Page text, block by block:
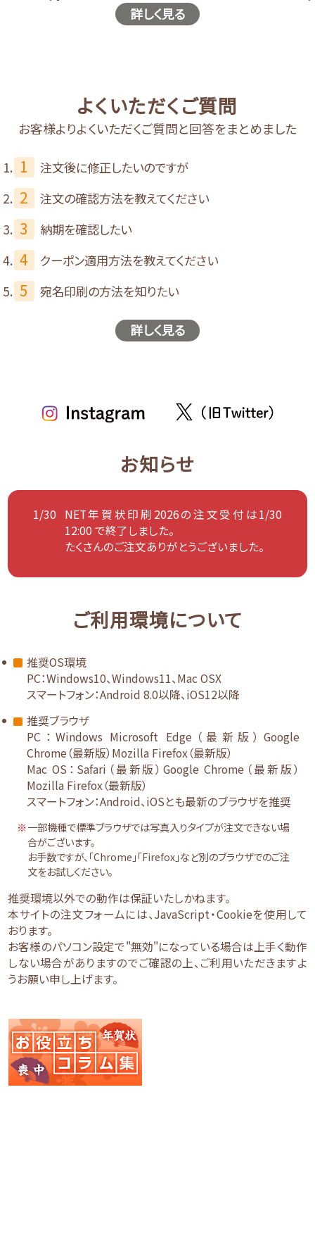
詳しく見る
よくいただくご質問
お客様よりよくいただくご質問と回答をまとめました
1 注文後に修正したいのですが
2 注文の確認方法を教えてください
3 納期を確認したい
4 クーポン適用方法を教えてください
5 宛名印刷の方法を知りたい
詳しく見る
お知らせ
1/30
NET年賀状印刷2026の注文受付は1/30
12:00 で終了しました。
たくさんのご注文ありがとうございました。
ご利用環境について
推奨OS環境
PC：Windows10、Windows11、Mac OSX
スマートフォン：Android 8.0以降、iOS12以降
推奨ブラウザ
PC：Windows Microsoft Edge（最新版）Google
Chrome（最新版）Mozilla Firefox（最新版）
Mac OS：Safari（最新版）Google Chrome（最新版）
Mozilla Firefox（最新版）
スマートフォン：Android、iOSとも最新のブラウザを推奨
一部機種で標準ブラウザでは写真入りタイプが注文できない場
合がございます。
お手数ですが、「Chrome」「Firefox」など別のブラウザでのご注
文をお試しください。
推奨環境以外での動作は保証いたしかねます。
本サイトの注文フォームには、JavaScript・Cookieを使用して
おります。
お客様のパソコン設定で"無効"になっている場合は上手く動作
しない場合がありますのでご確認の上、ご利用いただきますよ
うお願い申し上げます。